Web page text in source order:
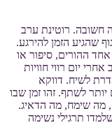
חשובה. רוטינת ערב
שהגיע הזמן להירגע.
ההורים, סיפור או
יום רווי חוויות
לשיח. דווקא
לשתף. זהו זמן שבו
מה שימח, מה הדאיג.
תרגילי נשימה